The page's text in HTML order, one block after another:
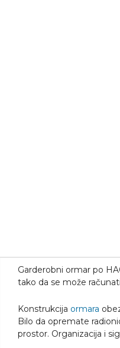
Garderobni ormar po
tako da se može
Konstrukcija ormara
Bilo da opremate
prostor. Organizacija i